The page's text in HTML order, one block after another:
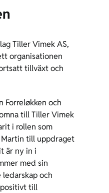
Tiller Vimek AS,
organisationen
tillväxt och
Forreløkken och
till Tiller Vimek
i rollen som
till uppdraget
är ny in i
med sin
och
till